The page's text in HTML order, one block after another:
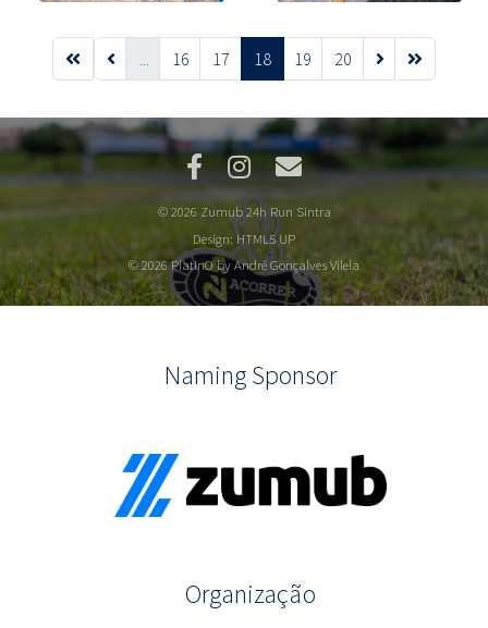
16 17 18 19 20
© 2026 Zumub 24h Run Sintra
Design:HTML5 UP
© 2026 PlatInO by André Gonçalves Vilela
Naming Sponsor
Organização